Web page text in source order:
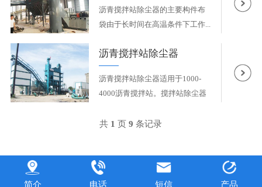
沥青搅拌站除尘器的主要构件布
袋由于长时间在高温条件下工作...
沥青搅拌站除尘器
沥青搅拌站除尘器适用于1000-
4000沥青搅拌站。搅拌站除尘器
共 1 页9 条记录
简介 电话 短信 产品